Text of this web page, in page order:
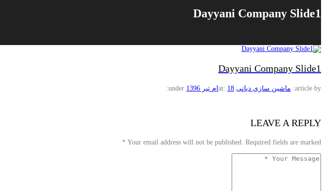
Dayyani Company Slide1
Dayyani Company Slide1
article by: ماشین سازی دیانی at: 18ام تیر 1396 under:
LEAVE A REPLY
Your email address will not be published. Required fields are marked
*